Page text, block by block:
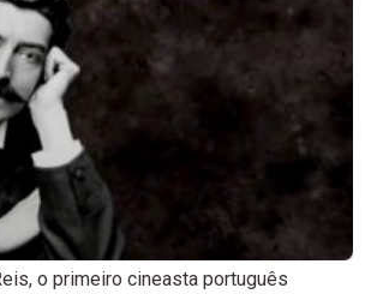
o primeiro cineasta português